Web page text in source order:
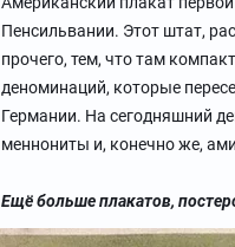
Пенсильвании. Этот штат,
прочего, тем, что там
деноминаций, которые
Германии. На сегодняшний
меннониты и, конечно же,
Ещё больше плакатов,